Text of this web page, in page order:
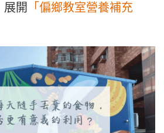
展開
「偏鄉教室營養補充